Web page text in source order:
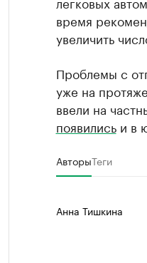
время
увеличить
Проблемы с
уже на
ввели на
появилисьи в
АвторыТеги
Анна Тишкина